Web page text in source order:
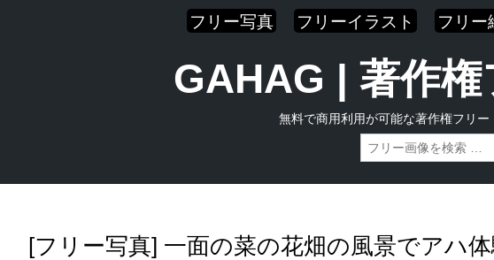
フリー写真 フリーイラスト フリー
GAHAG | 著作
無料で商用利用が可能な著作権フリ
[フリー写真] 一面の菜の花畑の風景でアハ